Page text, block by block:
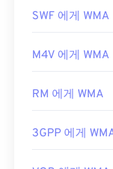
다.Elmedia
최초 출시: 1991년
유용한 링크:
https://
파일을 여는 기
WMA 파일이
니다. WMA 파일
WMA 파일을 열
기기에서는
SWF 에게 WMA
M4V 에게 WMA
RM 에게 WMA
3GPP 에게